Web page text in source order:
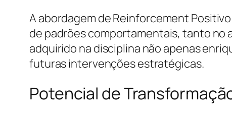
A abordagem de Reinforcement
de padrões comportamentais, tanto no
adquirido na disciplina não apenas
futuras intervenções estratégicas.
Potencial de